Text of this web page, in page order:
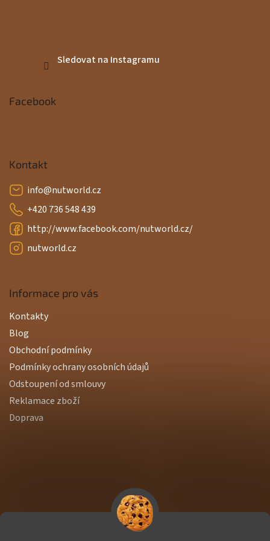
Sledovat na Instagramu
Facebook
Kontakt
info@nutworld.cz
+420 736 548 439
http://www.facebook.com/nutworld.cz/
nutworld.cz
Informace pro vás
Kontakty
Blog
Obchodní podmínky
Podmínky ochrany osobních údajů
Odstoupení od smlouvy
Reklamace zboží
Doprava